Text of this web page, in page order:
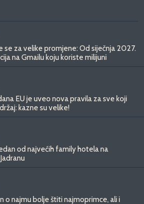
se za velike promjene: Od siječnja 2027.
na Gmailu koju koriste milijuni
EU je uveo nova pravila za sve koji
kazne su velike!
od najvećih family hotela na
o najmu bolje štiti najmoprimce, ali i